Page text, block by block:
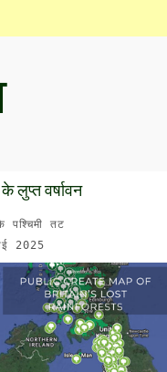
लुप्त वर्षावन
पश्चिमी तट
2025